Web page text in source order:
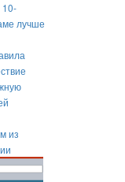
10-
лучше
из